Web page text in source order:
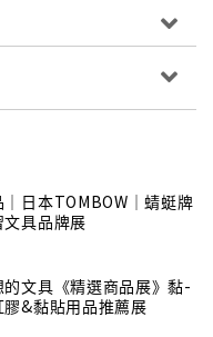
遷及文具的創新，
梁，
也成為TOMBOW在創
｜日本TOMBOW｜蜻蜓牌
文具品牌展
的文具《精選商品展》黏-
膠&黏貼用品推薦展